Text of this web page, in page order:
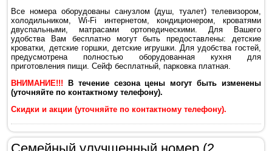
Все номера оборудованы санузлом (душ, туалет) телевизором,
холодильником, Wi-Fi интернетом, кондиционером, кроватями
двуспальными, матрасами ортопедическими. Для Вашего
удобства Вам бесплатно могут быть предоставлены: детские
кроватки, детские горшки, детские игрушки. Для удобства гостей,
предусмотрена полностью оборудованная кухня для
приготовления пищи. Сейф бесплатный, парковка платная.
ВНИМАНИЕ!!!
В течение сезона цены могут быть изменены
(уточняйте по контактному телефону).
Скидки и акции (уточняйте по контактному телефону).